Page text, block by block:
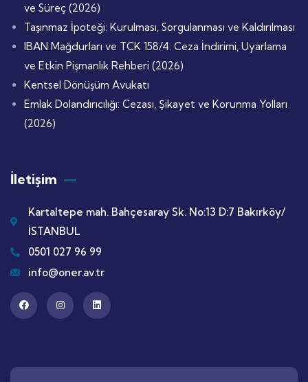
ve Süreç (2026)
Taşınmaz İpoteği: Kurulması, Sorgulanması ve Kaldırılması
IBAN Mağdurları ve TCK 158/4: Ceza İndirimi, Uyarlama
ve Etkin Pişmanlık Rehberi (2026)
Kentsel Dönüşüm Avukatı
Emlak Dolandırıcılığı: Cezası, Şikayet ve Korunma Yolları
(2026)
İletişim
Kartaltepe mah. Bahçesaray Sk. No:13 D:7 Bakırköy/
İSTANBUL
0501 027 96 99
info@oner.av.tr